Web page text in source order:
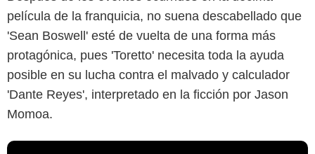
película de la franquicia, no suena descabellado que
'Sean Boswell' esté de vuelta de una forma más
protagónica, pues 'Toretto' necesita toda la ayuda
posible en su lucha contra el malvado y calculador
'Dante Reyes', interpretado en la ficción por Jason
Momoa.